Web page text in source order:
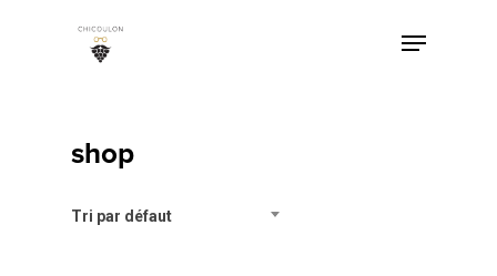
shop
Tri par défaut